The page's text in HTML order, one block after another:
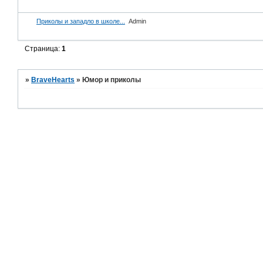
Приколы и западло в школе... Admin
Страница:1
»BraveHearts »Юмор и приколы